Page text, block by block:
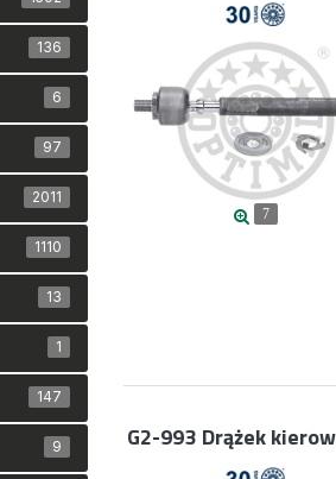
7
G2-993 Drążek
136
6
97
2011
1110
13
1
147
9